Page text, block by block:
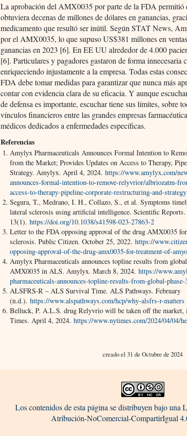
La aprobación del AMX0035 por parte de la FDA permitió
obtuviera decenas de millones de dólares en ganancias,
medicamento que resultó ser inútil. Según STAT News,
por el AMX0035, lo que supuso US$381 millones en
ganancias en 2023 [6]. En EE UU alrededor de 4.000
[6]. Particulares y pagadores gastaron de forma innecesaria
enriqueciendo injustamente a la empresa. Todas estas
FDA debe tomar medidas para garantizar que nunca más
contar con evidencia clara de su eficacia. Y aunque
de defensa es importante, escuchar tiene sus límites, sobre
vínculos financieros entre las grandes empresas
médicos dedicados a enfermedades específicas.
Referencias
Amylyx Pharmaceuticals Announces Formal Intention to
from the Market; Provides Updates on Access to Therapy,
Strategy. Amylyx. April 4, 2024.https://www.amylyx.com/
announces-formal-intention-to-remove-relyvrior/albriozatm-
access-to-therapy-pipeline-corporate-restructuring-and-strategy
Segura, T., Medrano, I. H., Collazo, S., et al.Symptoms
lateral sclerosis using artificial intelligence. Scientific Reports.
13(1).https://doi.org/10.1038/s41598-023-27863-2
Letter to the FDA opposing approval of the drug AMX0035
sclerosis. Public Citizen. October 25, 2022.https://
opposing-approval-of-the-drug-amx0035-for-treatment-of-
Amylyx Pharmaceuticals announces topline results from
AMX0035 in ALS. Amylyx. March 8, 2024.https://
pharmaceuticals-announces-topline-results-from-global-
ALSFRS-R – ALS Survival Time. ALS Pathways. February
(n.d.).https://www.alspathways.com/hcp/why-alsfrs-r-matters
Belluck, P. A.L.S. drug Relyvrio will be taken off the market,
Times. April 4, 2024.https://www.nytimes.com/2024/04/04/
creado el 31 de Octubre de 2024
Los contenidos de esta página se distribuyen bajo una
Atribución-NoComercial-CompartirIgual